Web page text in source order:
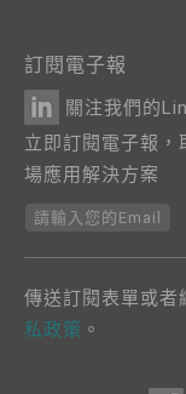
訂閱電子報
關注我們的
立即訂閱電子報，
場應用解決方案
請輸入您的Email
傳送訂閱表單或者
私政策 。